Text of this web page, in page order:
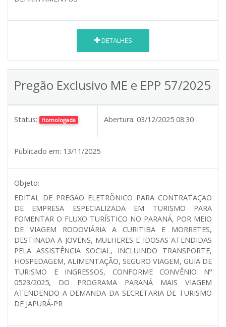
DETALHES
Pregão Exclusivo ME e EPP 57/2025
Status: Homologada Abertura: 03/12/2025 08:30
Publicado em: 13/11/2025
Objeto:
EDITAL DE PREGÃO ELETRÕNICO PARA CONTRATAÇÃO
DE EMPRESA ESPECIALIZADA EM TURISMO PARA
FOMENTAR O FLUXO TURÍSTICO NO PARANÁ, POR MEIO
DE VIAGEM RODOVIÁRIA A CURITIBA E MORRETES,
DESTINADA A JOVENS, MULHERES E IDOSAS ATENDIDAS
PELA ASSISTÊNCIA SOCIAL, INCLUINDO TRANSPORTE,
HOSPEDAGEM, ALIMENTAÇÃO, SEGURO VIAGEM, GUIA DE
TURISMO E INGRESSOS, CONFORME CONVÊNIO Nº
0523/2025, DO PROGRAMA PARANÁ MAIS VIAGEM
ATENDENDO A DEMANDA DA SECRETARIA DE TURISMO
DE JAPURÁ-PR